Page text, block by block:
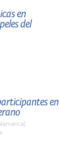
en
del
en